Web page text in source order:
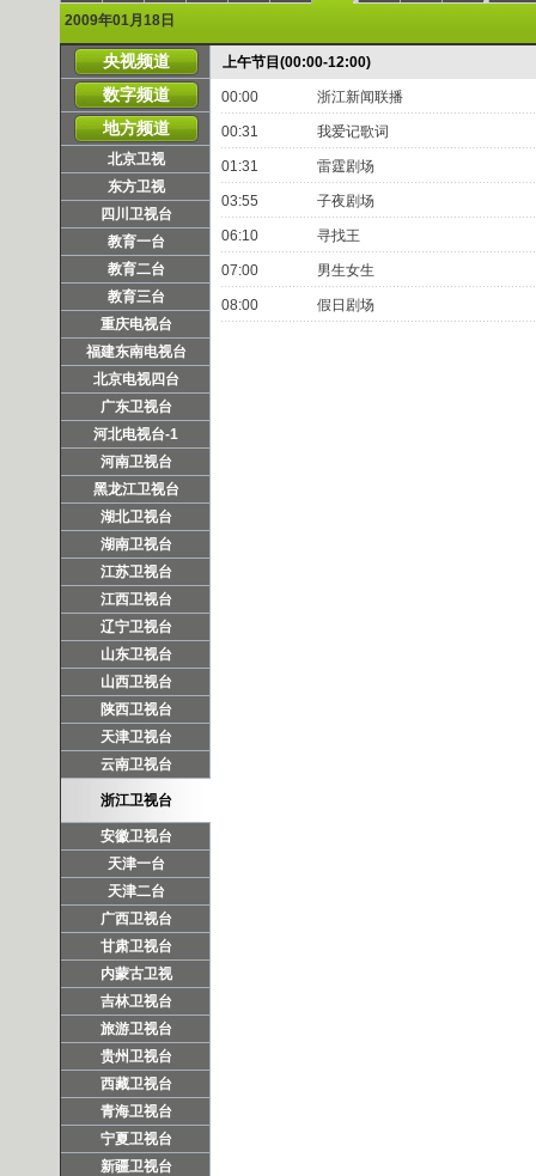
2009年01月18日
央视频道
数字频道
地方频道
北京卫视
东方卫视
四川卫视台
教育一台
教育二台
教育三台
重庆电视台
福建东南电视台
北京电视四台
广东卫视台
河北电视台-1
河南卫视台
黑龙江卫视台
湖北卫视台
湖南卫视台
江苏卫视台
江西卫视台
辽宁卫视台
山东卫视台
山西卫视台
陕西卫视台
天津卫视台
云南卫视台
浙江卫视台
安徽卫视台
天津一台
天津二台
广西卫视台
甘肃卫视台
内蒙古卫视
吉林卫视台
旅游卫视台
贵州卫视台
西藏卫视台
青海卫视台
宁夏卫视台
新疆卫视台
上午节目(00:00-12:00)
00:00 浙江新闻联播
00:31 我爱记歌词
01:31 雷霆剧场
03:55 子夜剧场
06:10 寻找王
07:00 男生女生
08:00 假日剧场